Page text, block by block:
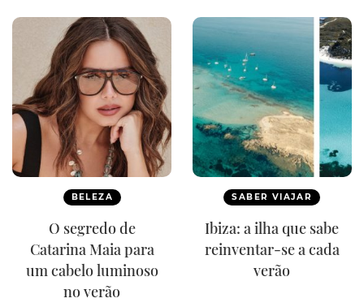
BELEZA
O segredo de
Catarina Maia para
um cabelo luminoso
no verão
SABER VIAJAR
Ibiza: a ilha que sabe
reinventar-se a cada
verão